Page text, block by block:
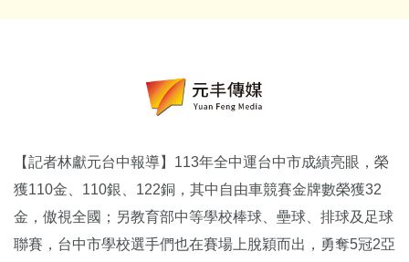
【記者林獻元台中報導】113年全中運台中市成績亮眼，榮
獲110金、110銀、122銅，其中自由車競賽金牌數榮獲32
金，傲視全國；另教育部中等學校棒球、壘球、排球及足球
聯賽，台中市學校選手們也在賽場上脫穎而出，勇奪5冠2亞